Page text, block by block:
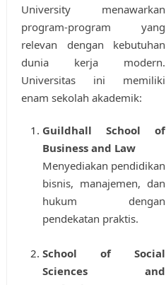
University menawarkan
program-program yang
relevan dengan kebutuhan
dunia kerja modern.
Universitas ini memiliki
enam sekolah akademik:
Guildhall School of
Business and Law
Menyediakan pendidikan
bisnis, manajemen, dan
hukum dengan
pendekatan praktis.
School of Social
Sciences and